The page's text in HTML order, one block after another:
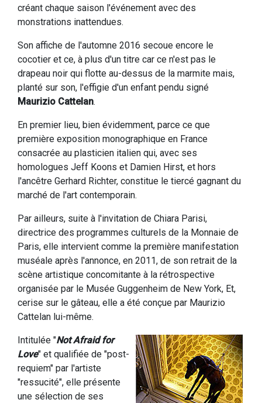
créant chaque saison l'événement avec des
monstrations inattendues.
Son affiche de l'automne 2016 secoue encore le
cocotier et ce, à plus d'un titre car ce n'est pas le
drapeau noir qui flotte au-dessus de la marmite mais,
planté sur son, l'effigie d'un enfant pendu signé
Maurizio Cattelan.
En premier lieu, bien évidemment, parce ce que
première exposition monographique en France
consacrée au plasticien italien qui, avec ses
homologues Jeff Koons et Damien Hirst, et hors
l'ancêtre Gerhard Richter, constitue le tiercé gagnant du
marché de l'art contemporain.
Par ailleurs, suite à l'invitation de Chiara Parisi,
directrice des programmes culturels de la Monnaie de
Paris, elle intervient comme la première manifestation
muséale après l'annonce, en 2011, de son retrait de la
scène artistique concomitante à la rétrospective
organisée par le Musée Guggenheim de New York, Et,
cerise sur le gâteau, elle a été conçue par Maurizio
Cattelan lui-même.
Intitulée "Not Afraid for
Love" et qualifiée de "post-
requiem" par l'artiste
"ressucité", elle présente
une sélection de ses